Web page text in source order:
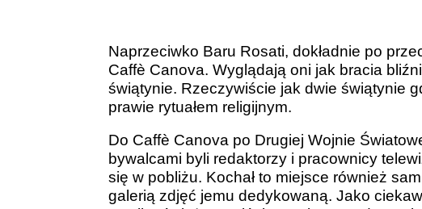
Naprzeciwko Baru Rosati, dokładnie po
Caffè Canova. Wyglądają oni jak bracia
świątynie. Rzeczywiście jak dwie świątynie
prawie rytuałem religijnym.
Do Caffè Canova po Drugiej Wojnie
bywalcami byli redaktorzy i pracownicy
się w pobliżu. Kochał to miejsce również
galerią zdjęć jemu dedykowaną. Jako